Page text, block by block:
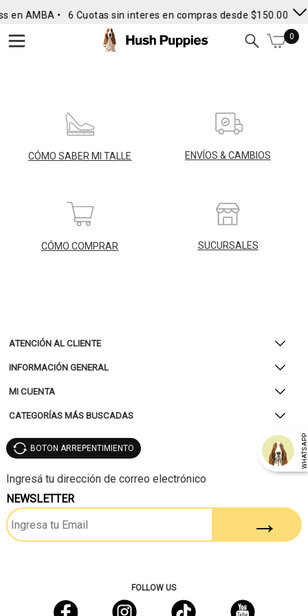
en AMBA • 6 Cuotas sin interes en compras desde $150.000 •
0
CÓMO SABER MI TALLE ENVÍOS & CAMBIOS
CÓMO COMPRAR SUCURSALES
ATENCIÓN AL CLIENTE
INFORMACIÓN GENERAL
MI CUENTA
CATEGORÍAS MÁS BUSCADAS
WHATSAPP
BOTON ARREPENTIMIENTO
NEWSLETTER
FOLLOW US